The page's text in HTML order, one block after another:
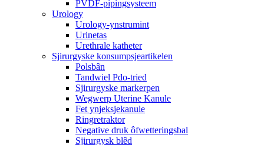
PVDF-pipingsysteem
Urology
Urology-ynstrumint
Urinetas
Urethrale katheter
Sjirurgyske konsumpsjeartikelen
Polsbân
Tandwiel Pdo-tried
Sjirurgyske markerpen
Wegwerp Uterine Kanule
Fet ynjeksjekanule
Ringretraktor
Negative druk ôfwetteringsbal
Sjirurgysk blêd